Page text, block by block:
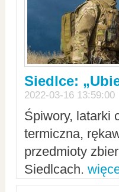
Siedlce:
2022-03-16 13:59:00
Śpiwory, latarki
termiczna,
przedmioty
Siedlcach.